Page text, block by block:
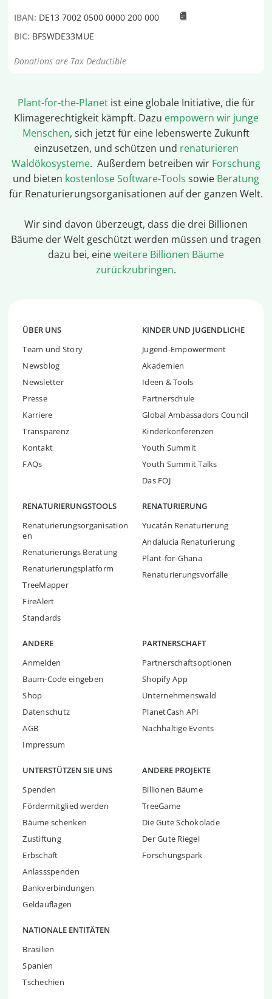
IBAN: DE13 7002 0500 0000 200 000
BIC: BFSWDE33MUE
Donations are Tax Deductible
Plant-for-the-Planetist eine globale Initiative, die für
Klimagerechtigkeit kämpft. Dazu empowern wir junge
Menschen, sich jetzt für eine lebenswerte Zukunft
einzusetzen, und schützen und renaturieren
Waldökosysteme. Außerdem betreiben wir Forschung
und bieten kostenlose Software-Tools sowie Beratung
für Renaturierungsorganisationen auf der ganzen Welt.
Wir sind davon überzeugt, dass die drei Billionen
Bäume der Welt geschützt werden müssen und tragen
dazu bei, eineweitere Billionen Bäume
zurückzubringen.
ÜBER UNS
Team und Story
Newsblog
Newsletter
Presse
Karriere
Transparenz
Kontakt
FAQs
KINDER UND JUGENDLICHE
Jugend-Empowerment
Akademien
Ideen & Tools
Partnerschule
Global Ambassadors Council
Kinderkonferenzen
Youth Summit
Youth Summit Talks
Das FÖJ
RENATURIERUNGSTOOLS
Renaturierungsorganisation
en
Renaturierungs Beratung
Renaturierungsplatform
TreeMapper
FireAlert
Standards
RENATURIERUNG
Yucatán Renaturierung
Andalucia Renaturierung
Plant-for-Ghana
Renaturierungsvorfälle
ANDERE
Anmelden
Baum-Code eingeben
Shop
Datenschutz
AGB
Impressum
PARTNERSCHAFT
Partnerschaftsoptionen
Shopify App
Unternehmenswald
PlanetCash API
Nachhaltige Events
UNTERSTÜTZEN SIE UNS
Spenden
Fördermitglied werden
Bäume schenken
Zustiftung
Erbschaft
Anlassspenden
Bankverbindungen
Geldauflagen
ANDERE PROJEKTE
Billionen Bäume
TreeGame
Die Gute Schokolade
Der Gute Riegel
Forschungspark
NATIONALE ENTITÄTEN
Brasilien
Spanien
Tschechien